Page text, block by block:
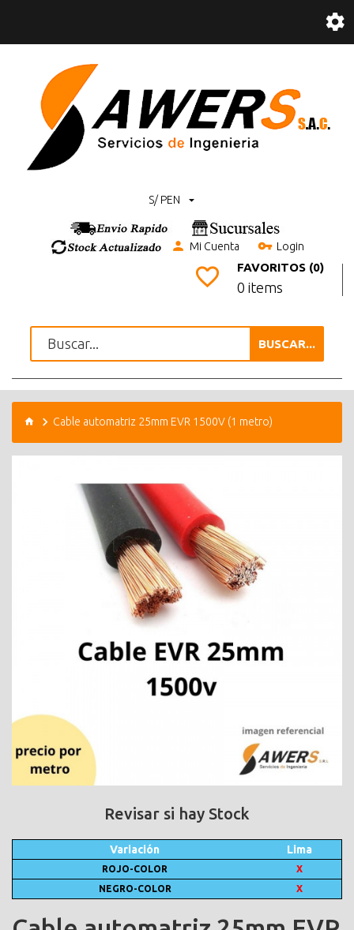
S/ PEN
Mi Cuenta Login
FAVORITOS (0)
0 items
BUSCAR...
Cable automatriz 25mm EVR 1500V (1 metro)
Revisar si hay Stock
Variación Lima
ROJO-COLOR
X
NEGRO-COLOR
X